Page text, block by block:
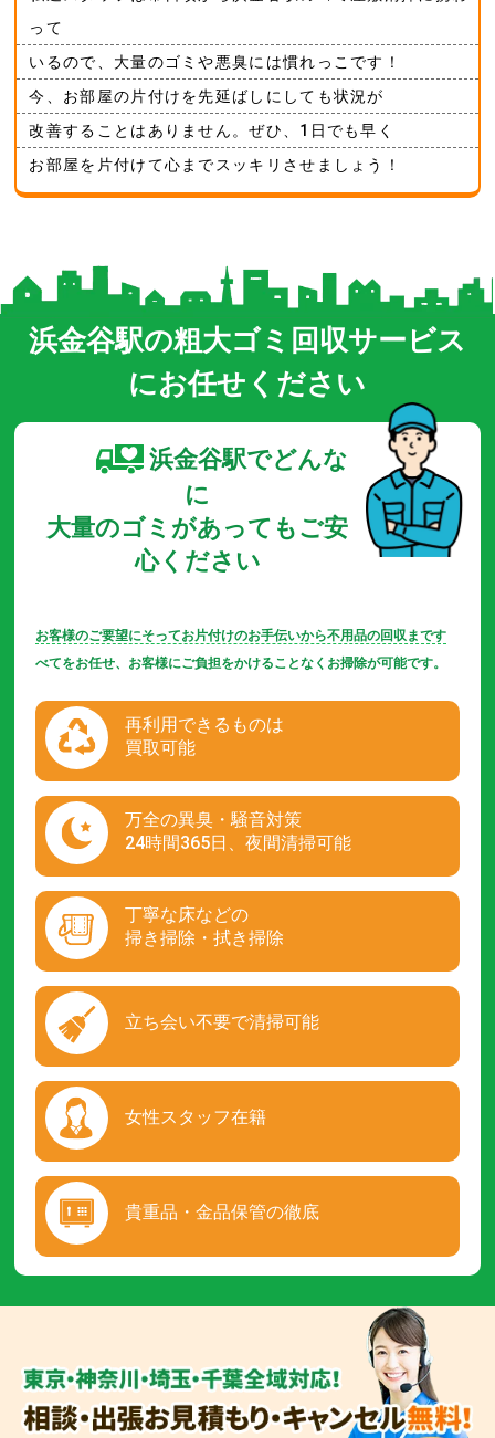
って
いるので、大量のゴミや悪臭には慣れっこです！
今、お部屋の片付けを先延ばしにしても状況が
改善することはありません。ぜひ、1日でも早く
お部屋を片付けて心までスッキリさせましょう！
浜金谷駅の粗大ゴミ回収サービス
にお任せください
浜金谷駅でどんな
に
大量のゴミがあってもご安
心ください
お客様のご要望にそってお片付けのお手伝いから不用品の回収まです
べてをお任せ、お客様にご負担をかけることなくお掃除が可能です。
再利用できるものは
買取可能
万全の異臭・騒音対策
24時間365日、夜間清掃可能
丁寧な床などの
掃き掃除・拭き掃除
立ち会い不要で清掃可能
女性スタッフ在籍
貴重品・金品保管の徹底